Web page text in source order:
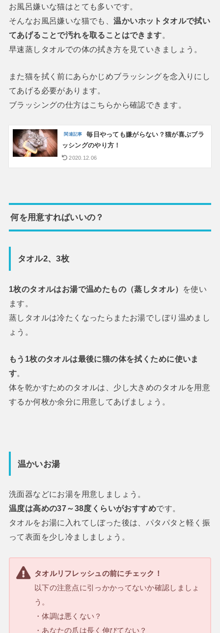
お風呂嫌いな猫はとても多いです。
そんなお風呂嫌いな猫でも、温かいホットタオルで拭い
てあげることで汚れを取ることはできます。
早速蒸しタオルでの体の拭き方を見ていきましょう。
また猫を拭く前にあらかじめブラッシングを念入りにし
てあげる必要があります。
ブラッシングの仕方はこちらから確認できます。
毎日やっても嫌がらない？猫が喜ぶブラ
ッシングのやり方！
2020.12.06
何を用意すればいいの？
タオル2、3枚
1枚のタオルはお湯で温めたもの（蒸しタオル）
を使い
ます。
蒸しタオルは冷たくなったらまたお湯でしぼり温めまし
ょう。
もう1枚のタオルは最後に猫の体を拭くために使いま
す。
体を乾かすためのタオルは、少し大きめのタオルを用意
するか何枚か余分に用意してあげましょう。
温かいお湯
洗面器などにお湯を用意しましょう。
温度は高めの37～38度くらいがおすすめです。
タオルをお湯に入れてしぼった後は、パタパタと軽く振
って表面を少し冷ましましょう。
タオルリフレッシュの前にチェック！
以下の注意点に引っかかってないか確認しましょ
う。
・体調は悪くない？
・あなたの爪は長く伸びてない？